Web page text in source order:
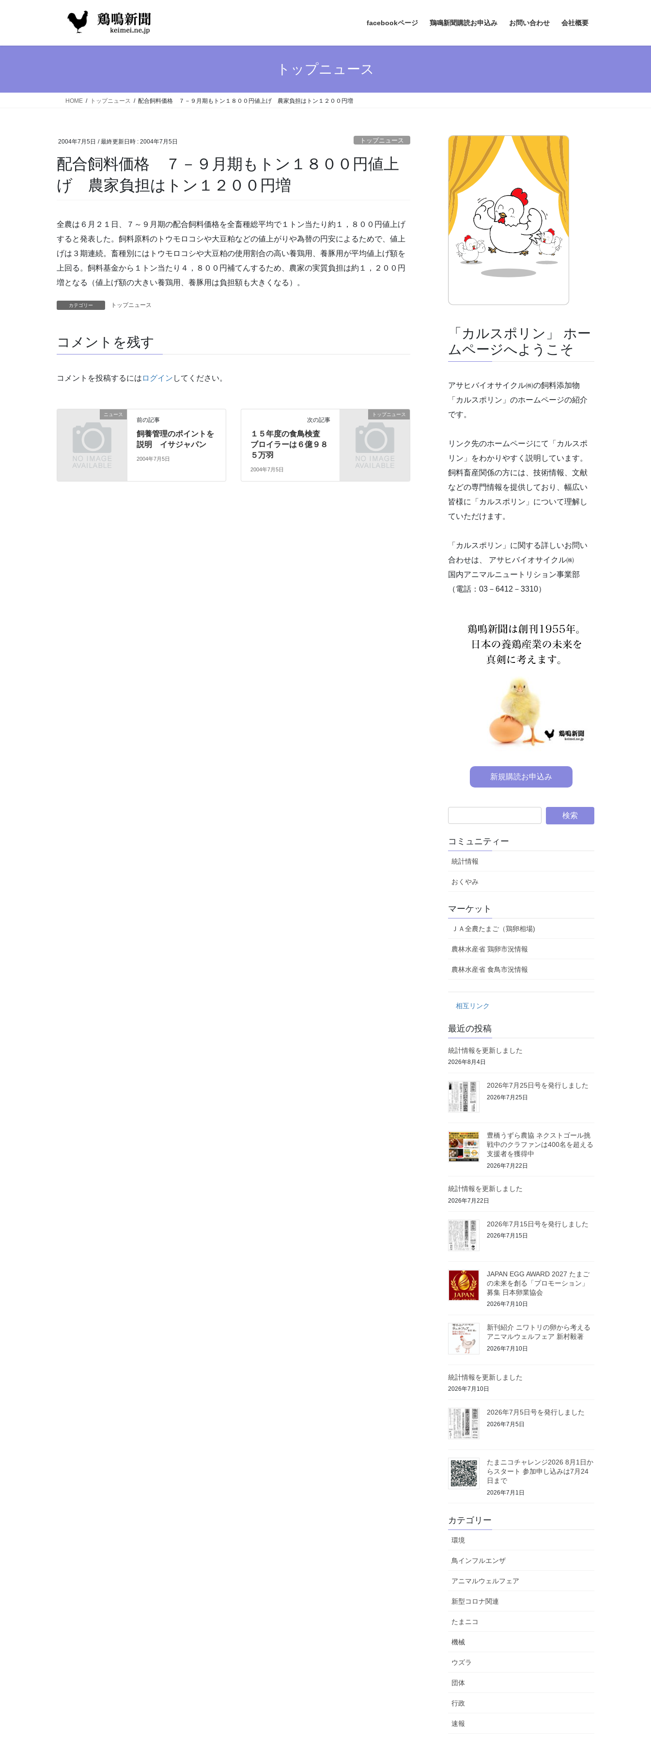
facebookページ 鶏鳴新聞購読お申込み お問い合わせ 会社概要
トップニュース
HOME トップニュース 配合飼料価格 ７－９月期もトン１８００円値上げ 農家負担はトン１２００円増
2004年7月5日 / 最終更新日時 : 2004年7月5日 トップニュース
配合飼料価格 ７－９月期もトン１８００円値上
げ 農家負担はトン１２００円増
全農は６月２１日、７～９月期の配合飼料価格を全畜種総平均で１トン当たり約１，８００円値上げ
すると発表した。飼料原料のトウモロコシや大豆粕などの値上がりや為替の円安によるためで、値上
げは３期連続。畜種別にはトウモロコシや大豆粕の使用割合の高い養鶏用、養豚用が平均値上げ額を
上回る。飼料基金から１トン当たり４，８００円補てんするため、農家の実質負担は約１，２００円
増となる（値上げ額の大きい養鶏用、養豚用は負担額も大きくなる）。
カテゴリー トップニュース
コメントを残す
コメントを投稿するには ログイン してください。
ニュース
前の記事
飼養管理のポイントを
説明 イサジャパン
2004年7月5日
トップニュース
次の記事
１５年度の食鳥検査
ブロイラーは６億９８
５万羽
2004年7月5日
「カルスポリン」 ホー
ムページへようこそ
アサヒバイオサイクル㈱の飼料添加物
「カルスポリン」のホームページの紹介
です。
リンク先のホームページにて「カルスポ
リン」をわかりやすく説明しています。
飼料畜産関係の方には、技術情報、文献
などの専門情報を提供しており、幅広い
皆様に「カルスポリン」について理解し
ていただけます。
「カルスポリン」に関する詳しいお問い
合わせは、 アサヒバイオサイクル㈱
国内アニマルニュートリション事業部
（電話：03－6412－3310）
新規購読お申込み
コミュニティー
統計情報
おくやみ
マーケット
ＪＡ全農たまご（鶏卵相場)
農林水産省 鶏卵市況情報
農林水産省 食鳥市況情報
相互リンク
最近の投稿
統計情報を更新しました
2026年8月4日
2026年7月25日号を発行しました
2026年7月25日
豊橋うずら農協 ネクストゴール挑
戦中のクラファンは400名を超える
支援者を獲得中
2026年7月22日
統計情報を更新しました
2026年7月22日
2026年7月15日号を発行しました
2026年7月15日
JAPAN EGG AWARD 2027 たまご
の未来を創る「プロモーション」
募集 日本卵業協会
2026年7月10日
新刊紹介 ニワトリの卵から考える
アニマルウェルフェア 新村毅著
2026年7月10日
統計情報を更新しました
2026年7月10日
2026年7月5日号を発行しました
2026年7月5日
たまニコチャレンジ2026 8月1日か
らスタート 参加申し込みは7月24
日まで
2026年7月1日
カテゴリー
環境
鳥インフルエンザ
アニマルウェルフェア
新型コロナ関連
たまニコ
機械
ウズラ
団体
行政
速報